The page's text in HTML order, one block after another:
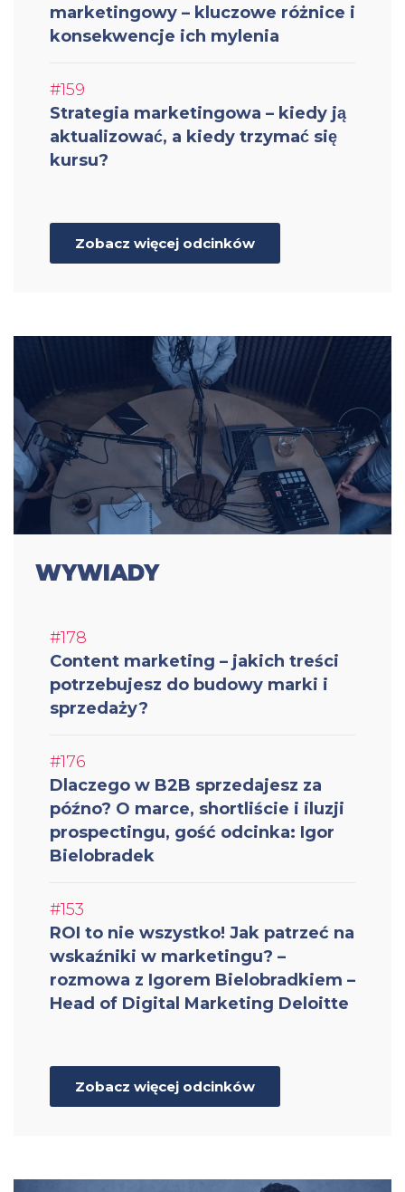
marketingowy – kluczowe różnice i
konsekwencje ich mylenia
#159
Strategia marketingowa – kiedy ją
aktualizować, a kiedy trzymać się
kursu?
Zobacz więcej odcinków
WYWIADY
#178
Content marketing – jakich treści
potrzebujesz do budowy marki i
sprzedaży?
#176
Dlaczego w B2B sprzedajesz za
późno? O marce, shortliście i iluzji
prospectingu, gość odcinka: Igor
Bielobradek
#153
ROI to nie wszystko! Jak patrzeć na
wskaźniki w marketingu? –
rozmowa z Igorem Bielobradkiem –
Head of Digital Marketing Deloitte
Zobacz więcej odcinków